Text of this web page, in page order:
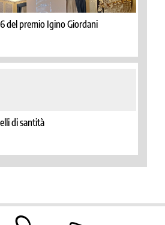
del premio Igino Giordani
di santità